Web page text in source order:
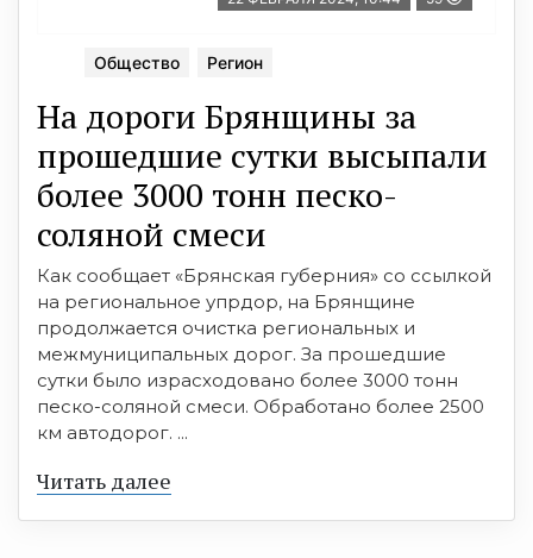
Общество Регион
На дороги Брянщины за
прошедшие сутки высыпали
более 3000 тонн песко-
соляной смеси
Как сообщает «Брянская губерния» со ссылкой
на региональное упрдор, на Брянщине
продолжается очистка региональных и
межмуниципальных дорог. За прошедшие
сутки было израсходовано более 3000 тонн
песко-соляной смеси. Обработано более 2500
км автодорог. ...
Читать далее